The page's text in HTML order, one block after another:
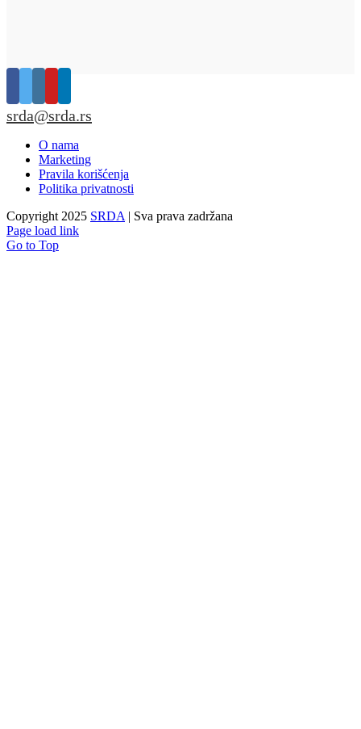
srda@srda.rs
O nama
Marketing
Pravila korišćenja
Politika privatnosti
Copyright 2025 SRDA | Sva prava zadržana
Page load link
Go to Top